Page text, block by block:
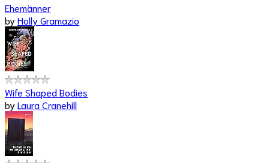
Ehemänner
byHolly Gramazio
Wife Shaped Bodies
byLaura Cranehill